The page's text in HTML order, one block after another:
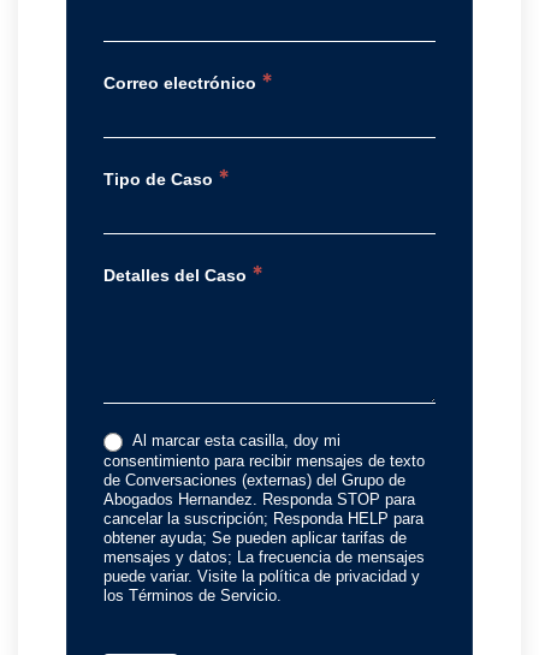
Correo electrónico *
Tipo de Caso *
Detalles del Caso *
Al marcar esta casilla, doy mi
consentimiento para recibir mensajes de texto
de Conversaciones (externas) del Grupo de
Abogados Hernandez. Responda STOP para
cancelar la suscripción; Responda HELP para
obtener ayuda; Se pueden aplicar tarifas de
mensajes y datos; La frecuencia de mensajes
puede variar. Visite la política de privacidad y
los Términos de Servicio.